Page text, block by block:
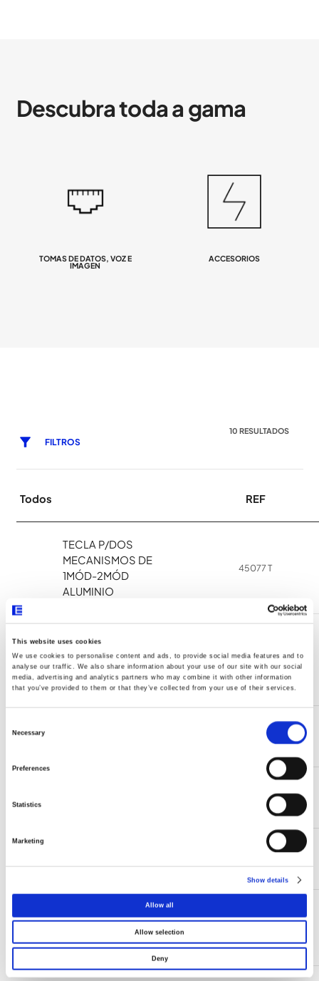
This website uses cookies
We use cookies to personalise content and ads, to provide social media features and to
analyse our traffic. We also share information about your use of our site with our social
media, advertising and analytics partners who may combine it with other information
that you’ve provided to them or that they’ve collected from your use of their services.
Necessary
Preferences
Statistics
Marketing
Show details
Allow all
Allow selection
Deny
Descubra toda a gama
TOMAS DE DATOS, VOZ E
IMAGEN
ACCESORIOS
FILTROS
10 RESULTADOS
Todos REF
TECLA P/DOS
MECANISMOS DE
1MÓD-2MÓD
ALUMINIO
45077 T
TECLA DOBLE
P/MECANISMO
ELECTRONICO- 2
MOD AL
45610 T
45677 S
45970 S
ALUMINIO
MULTIMARCAS R-TV -
2 MÓD ALÚMINA